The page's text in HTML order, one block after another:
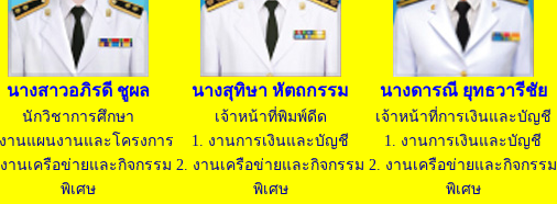
นางสาวอภิรดี ชูผล
นักวิชาการศึกษา
านแผนงานและโครงการ
านเครือข่ายและกิจกรรม
พิเศษ
นางสุทิษา หัตถกรรม
เจ้าหน้าที่พิมพ์ดีด
1. งานการเงินและบัญชี
2. งานเครือข่ายและกิจกรรม
พิเศษ
นางดารณี ยุทธวารีชัย
เจ้าหน้าที่การเงินและบัญชี
1. งานการเงินและบัญชี
2. งานเครือข่ายและกิจกรรม
พิเศษ